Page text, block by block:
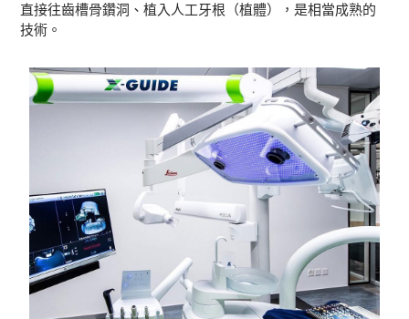
直接往齒槽骨鑽洞、植入人工牙根（植體），是相當成熟的
技術。